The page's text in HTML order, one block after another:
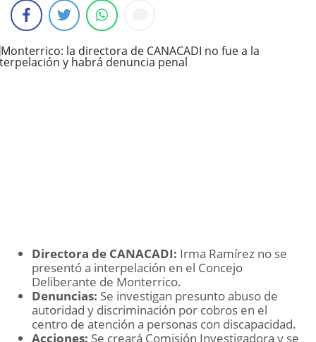
Directora de CANACADI: Irma Ramírez no se
presentó a interpelación en el Concejo
Deliberante de Monterrico.
Denuncias: Se investigan presunto abuso de
autoridad y discriminación por cobros en el
centro de atención a personas con discapacidad.
Acciones: Se creará Comisión Investigadora y se